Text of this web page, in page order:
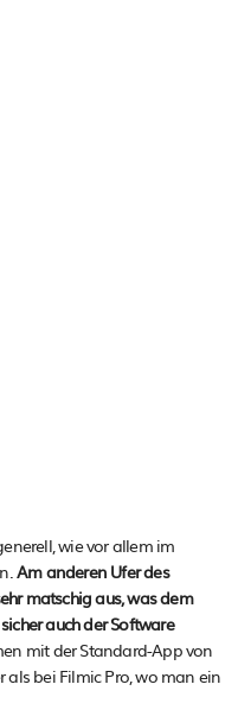
wie vor allem im
Am anderen Ufer des
matschig aus, was dem
auch der Software
mit der Standard-App von
als bei Filmic Pro, wo man ein